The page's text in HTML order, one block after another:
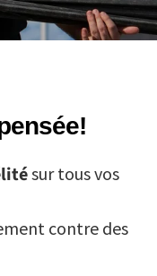
sur tous vos
contre des